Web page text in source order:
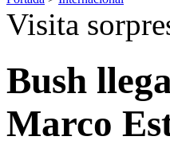
Visita
Bush
Marco